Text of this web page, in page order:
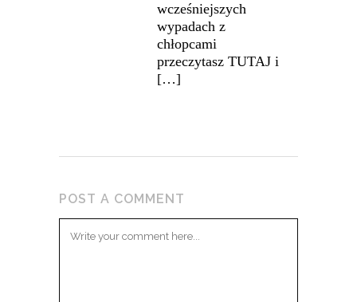
wcześniejszych
wypadach z
chłopcami
przeczytasz TUTAJ i
[…]
POST A COMMENT